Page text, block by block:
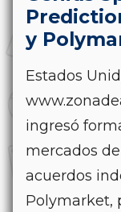
y
Estados
ingresó
mercados
acuerdos
Polymarket,